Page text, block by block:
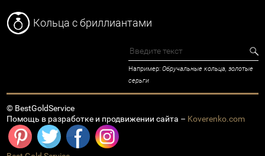
Кольца с бриллиантами
Например:Обручальные кольца, золотые
серьги
© BestGoldService
Помощь в разработке и продвижении сайта – Koverenko.com